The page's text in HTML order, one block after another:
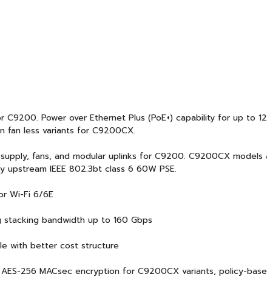
Power over Ethernet Plus (PoE+) capability for up to
fan less variants for C9200CX.
fans, and modular uplinks for C9200. C9200CX
IEEE 802.3bt class 6 60W PSE.
Wi-Fi 6/6E
bandwidth up to 160 Gbps
with better cost structure
256 MACsec encryption for C9200CX variants, policy-